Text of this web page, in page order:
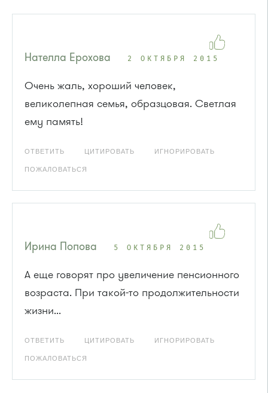
Нателла Ерохова 2 ОКТЯБРЯ 2015
Очень жаль, хороший человек,
великолепная семья, образцовая. Светлая
ему память!
ОТВЕТИТЬ ЦИТИРОВАТЬ ИГНОРИРОВАТЬ
ПОЖАЛОВАТЬСЯ
Ирина Попова 5 ОКТЯБРЯ 2015
А еще говорят про увеличение пенсионного
возраста. При такой-то продолжительности
жизни...
ОТВЕТИТЬ ЦИТИРОВАТЬ ИГНОРИРОВАТЬ
ПОЖАЛОВАТЬСЯ